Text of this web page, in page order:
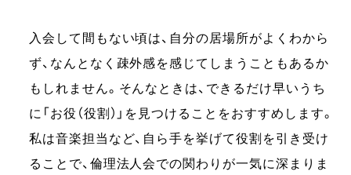
入会して間もない頃は、自分の居場所がよくわから
ず、なんとなく疎外感を感じてしまうこともあるか
もしれません。そんなときは、できるだけ早いうち
に「お役（役割）」を見つけることをおすすめします。
私は音楽担当など、自ら手を挙げて役割を引き受け
ることで、倫理法人会での関わりが一気に深まりま